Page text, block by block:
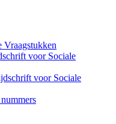
Vraagstukken
voor Sociale
voor Sociale